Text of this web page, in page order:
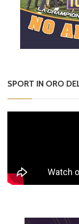
SPORT IN ORO